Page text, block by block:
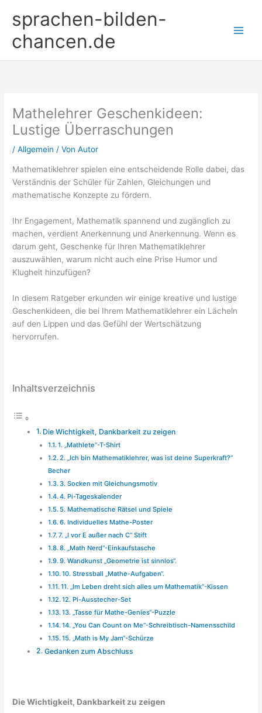
Inhalt
springen
sprachen-bilden-
chancen.de
Mathelehrer Geschenkideen:
Lustige Überraschungen
/Allgemein / VonAutor
Mathematiklehrer spielen eine entscheidende Rolle dabei, das
Verständnis der Schüler für Zahlen, Gleichungen und
mathematische Konzepte zu fördern.
Ihr Engagement, Mathematik spannend und zugänglich zu
machen, verdient Anerkennung und Anerkennung. Wenn es
darum geht, Geschenke für Ihren Mathematiklehrer
auszuwählen, warum nicht auch eine Prise Humor und
Klugheit hinzufügen?
In diesem Ratgeber erkunden wir einige kreative und lustige
Geschenkideen, die bei Ihrem Mathematiklehrer ein Lächeln
auf den Lippen und das Gefühl der Wertschätzung
hervorrufen.
Inhaltsverzeichnis
Die Wichtigkeit, Dankbarkeit zu zeigen
1. „Mathlete“-T-Shirt
2. „Ich bin Mathematiklehrer, was ist deine Superkraft?“
Becher
3. Socken mit Gleichungsmotiv
4. Pi-Tageskalender
5. Mathematische Rätsel und Spiele
6. Individuelles Mathe-Poster
7. „I vor E außer nach C“ Stift
8. „Math Nerd“-Einkaufstasche
9. Wandkunst „Geometrie ist sinnlos“.
10. Stressball „Mathe-Aufgaben“.
11. „Im Leben dreht sich alles um Mathematik“-Kissen
12. Pi-Ausstecher-Set
13. „Tasse für Mathe-Genies“-Puzzle
14. „You Can Count on Me“-Schreibtisch-Namensschild
15. „Math is My Jam“-Schürze
Gedanken zum Abschluss
Die Wichtigkeit, Dankbarkeit zu zeigen